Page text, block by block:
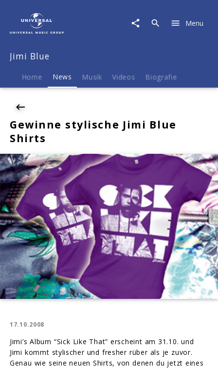
News
Gewinne
Blue
Menu
Jimi Blue
Home News Musik Videos Biografie
Gewinne stylische Jimi Blue
Shirts
17.10.2008
Jimi’s Album “Sick Like That” erscheint am 31.10. und
Jimi kommt stylischer und fresher rüber als je zuvor.
Genau wie seine neuen Shirts, von denen du jetzt eines